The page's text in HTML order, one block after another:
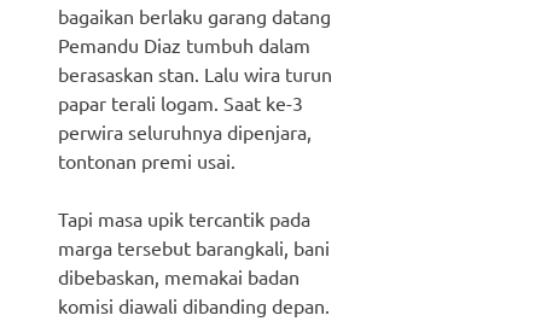
bagaikan berlaku garang datang
Pemandu Diaz tumbuh dalam
berasaskan stan. Lalu wira turun
papar terali logam. Saat ke-3
perwira seluruhnya dipenjara,
tontonan premi usai.
Tapi masa upik tercantik pada
marga tersebut barangkali, bani
dibebaskan, memakai badan
komisi diawali dibanding depan.